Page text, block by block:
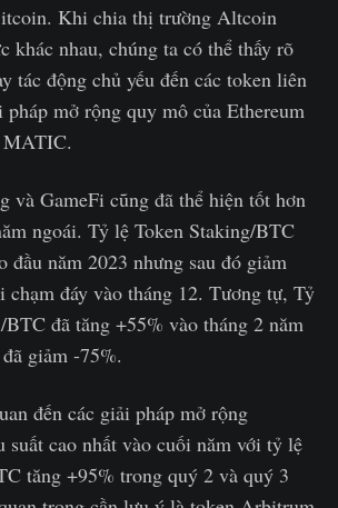
Khi chia thị trường Altcoin
khác nhau, chúng ta có thể thấy rõ
tác động chủ yếu đến các token liên
pháp mở rộng quy mô của Ethereum
MATIC.
và GameFi cũng đã thể hiện tốt hơn
ngoái. Tỷ lệ Token Staking/BTC
đầu năm 2023 nhưng sau đó giảm
chạm đáy vào tháng 12. Tương tự, Tỷ
đã tăng +55% vào tháng 2 năm
giảm -75%.
đến các giải pháp mở rộng
suất cao nhất vào cuối năm với tỷ lệ
tăng +95% trong quý 2 và quý 3